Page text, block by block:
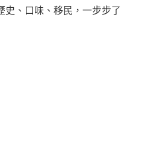
史、口味、移民，一步步了